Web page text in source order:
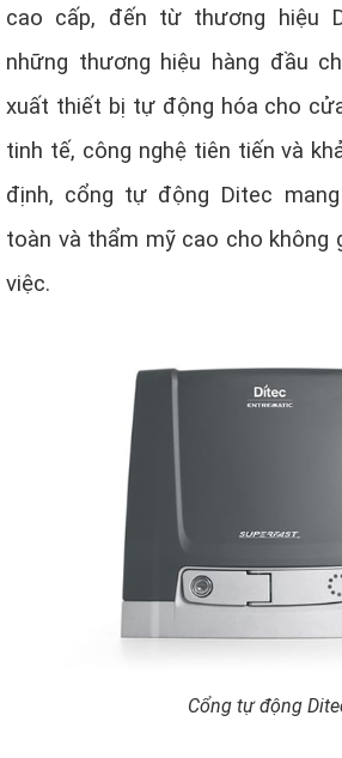
cao cấp, đến từ thương hiệu
những thương hiệu hàng đầu
xuất thiết bị tự động hóa cho
tinh tế, công nghệ tiên tiến và
định, cổng tự động Ditec
toàn và thẩm mỹ cao cho không
việc.
Cổng tự động